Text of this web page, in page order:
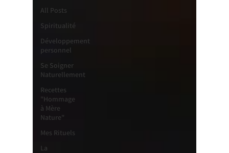
All Posts
Spiritualité
Développement
personnel
Se Soigner
Naturellement
Recettes
"Hommage
à Mère
Nature"
Mes Rituels
La